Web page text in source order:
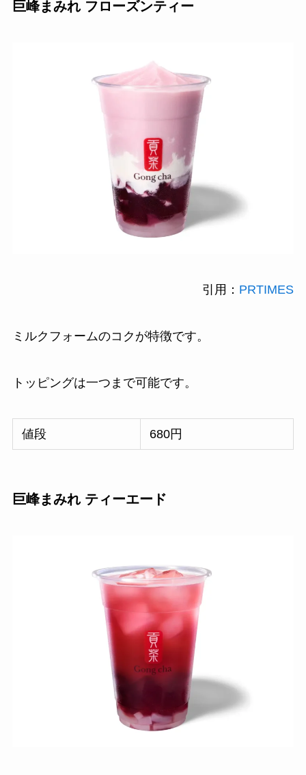
巨峰まみれ フローズンティー
引用： PRTIMES
ミルクフォームのコクが特徴です。
トッピングは一つまで可能です。
値段 680円
巨峰まみれ ティーエード